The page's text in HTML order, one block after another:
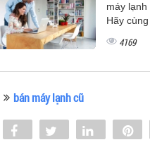
máy
Hãy
4169
bán máy lạnh cũ
Share Share Tweet Share